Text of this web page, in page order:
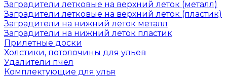
Заградители летковые на верхний леток (металл)
Заградители летковые на верхний леток (пластик)
Заградители на нижний леток металл
Заградители на нижний леток пластик
Прилетные доски
Холстики, потолочины для ульев
Удалители пчёл
Комплектующие для улья